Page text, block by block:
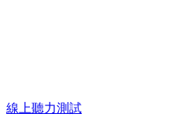
線上聽力測試